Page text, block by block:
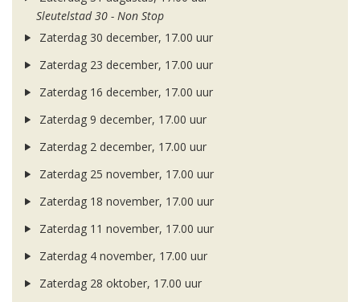
Sleutelstad 30 - Non Stop
Zaterdag 30 december, 17.00 uur
Zaterdag 23 december, 17.00 uur
Zaterdag 16 december, 17.00 uur
Zaterdag 9 december, 17.00 uur
Zaterdag 2 december, 17.00 uur
Zaterdag 25 november, 17.00 uur
Zaterdag 18 november, 17.00 uur
Zaterdag 11 november, 17.00 uur
Zaterdag 4 november, 17.00 uur
Zaterdag 28 oktober, 17.00 uur